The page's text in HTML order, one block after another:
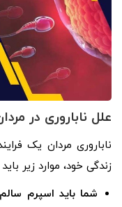
علل ناباروری در
ناباروری مردان یک
زندگی خود، موارد زیر
شما باید اسپرم